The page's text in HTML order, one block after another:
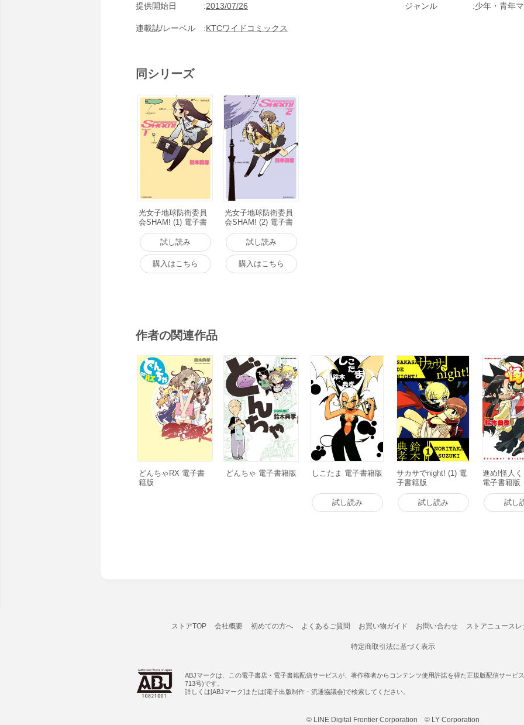
提供開始日 2013/07/26 ジャンル 少年・青年
連載誌/レーベル KTCワイドコミックス
同シリーズ
光女子地球防衛委員
会SHAM! (1) 電子書
籍版
試し読み
購入はこちら
光女子地球防衛委員
会SHAM! (2) 電子書
籍版
試し読み
購入はこちら
作者の関連作品
どんちゃRX 電子書
籍版
どんちゃ 電子書籍版 しこたま 電子書籍版
試し読み
サカサでnight! (1) 電
子書籍版
試し読み
進め!怪人
電子書籍版
試し
ストアTOP 会社概要 初めての方へ よくあるご質問 お買い物ガイド お問い合わせ ストアニュースレ
特定商取引法に基づく表示
ABJマークは、この電子書店・電子書籍配信サービスが、著作権者からコンテンツ使用許諾を得た正規版配信サービ
713号)です。
詳しくは[ABJマーク]または[電子出版制作・流通協議会]で検索してください。
© LINE Digital Frontier Corporation © LY Corporation